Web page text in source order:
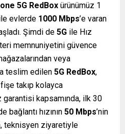
5G RedBox ürünümüz 1
evlerde 1000 Mbps’e varan
Şimdi de 5G ile Hız
memnuniyetini güvence
veya
teslim edilen 5G RedBox,
takıp kolayca
garantisi kapsamında, ilk 30
hızının 50 Mbps’nin
teknisyen ziyaretiyle